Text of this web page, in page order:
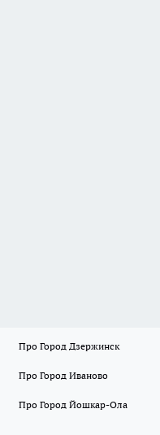
Про Город Дзержинск
Про Город Иваново
Про Город Йошкар-Ола